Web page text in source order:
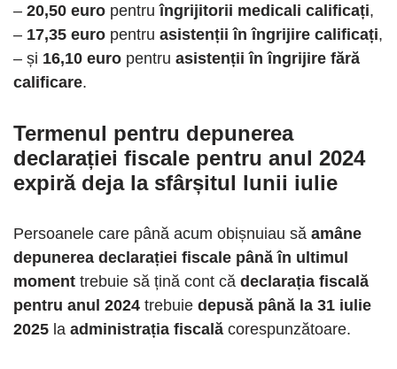
– 20,50 euro pentruîngrijitorii medicali calificați,
– 17,35 euro pentru asistenții în îngrijire calificați,
– și 16,10 euro pentru asistenții în îngrijire fără
calificare.
Termenul pentru depunerea
declarației fiscale pentru anul 2024
expiră deja la sfârșitul lunii iulie
Persoanele care până acum obișnuiau să amâne
depunerea declarației fiscale până în ultimul
moment trebuie să țină cont că declarația fiscală
pentru anul 2024 trebuie depusă până la 31 iulie
2025 la administrația fiscală corespunzătoare.